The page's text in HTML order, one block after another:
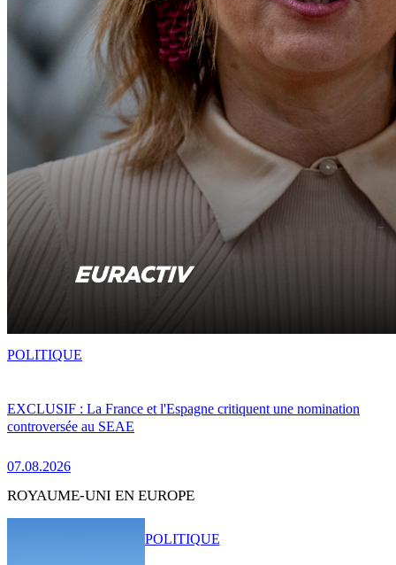
EXCLUSIF : La France et l'Espagne critiquent une nomination
controversée au SEAE
07.08.2026
POLITIQUE
ROYAUME-UNI EN EUROPE
POLITIQUE